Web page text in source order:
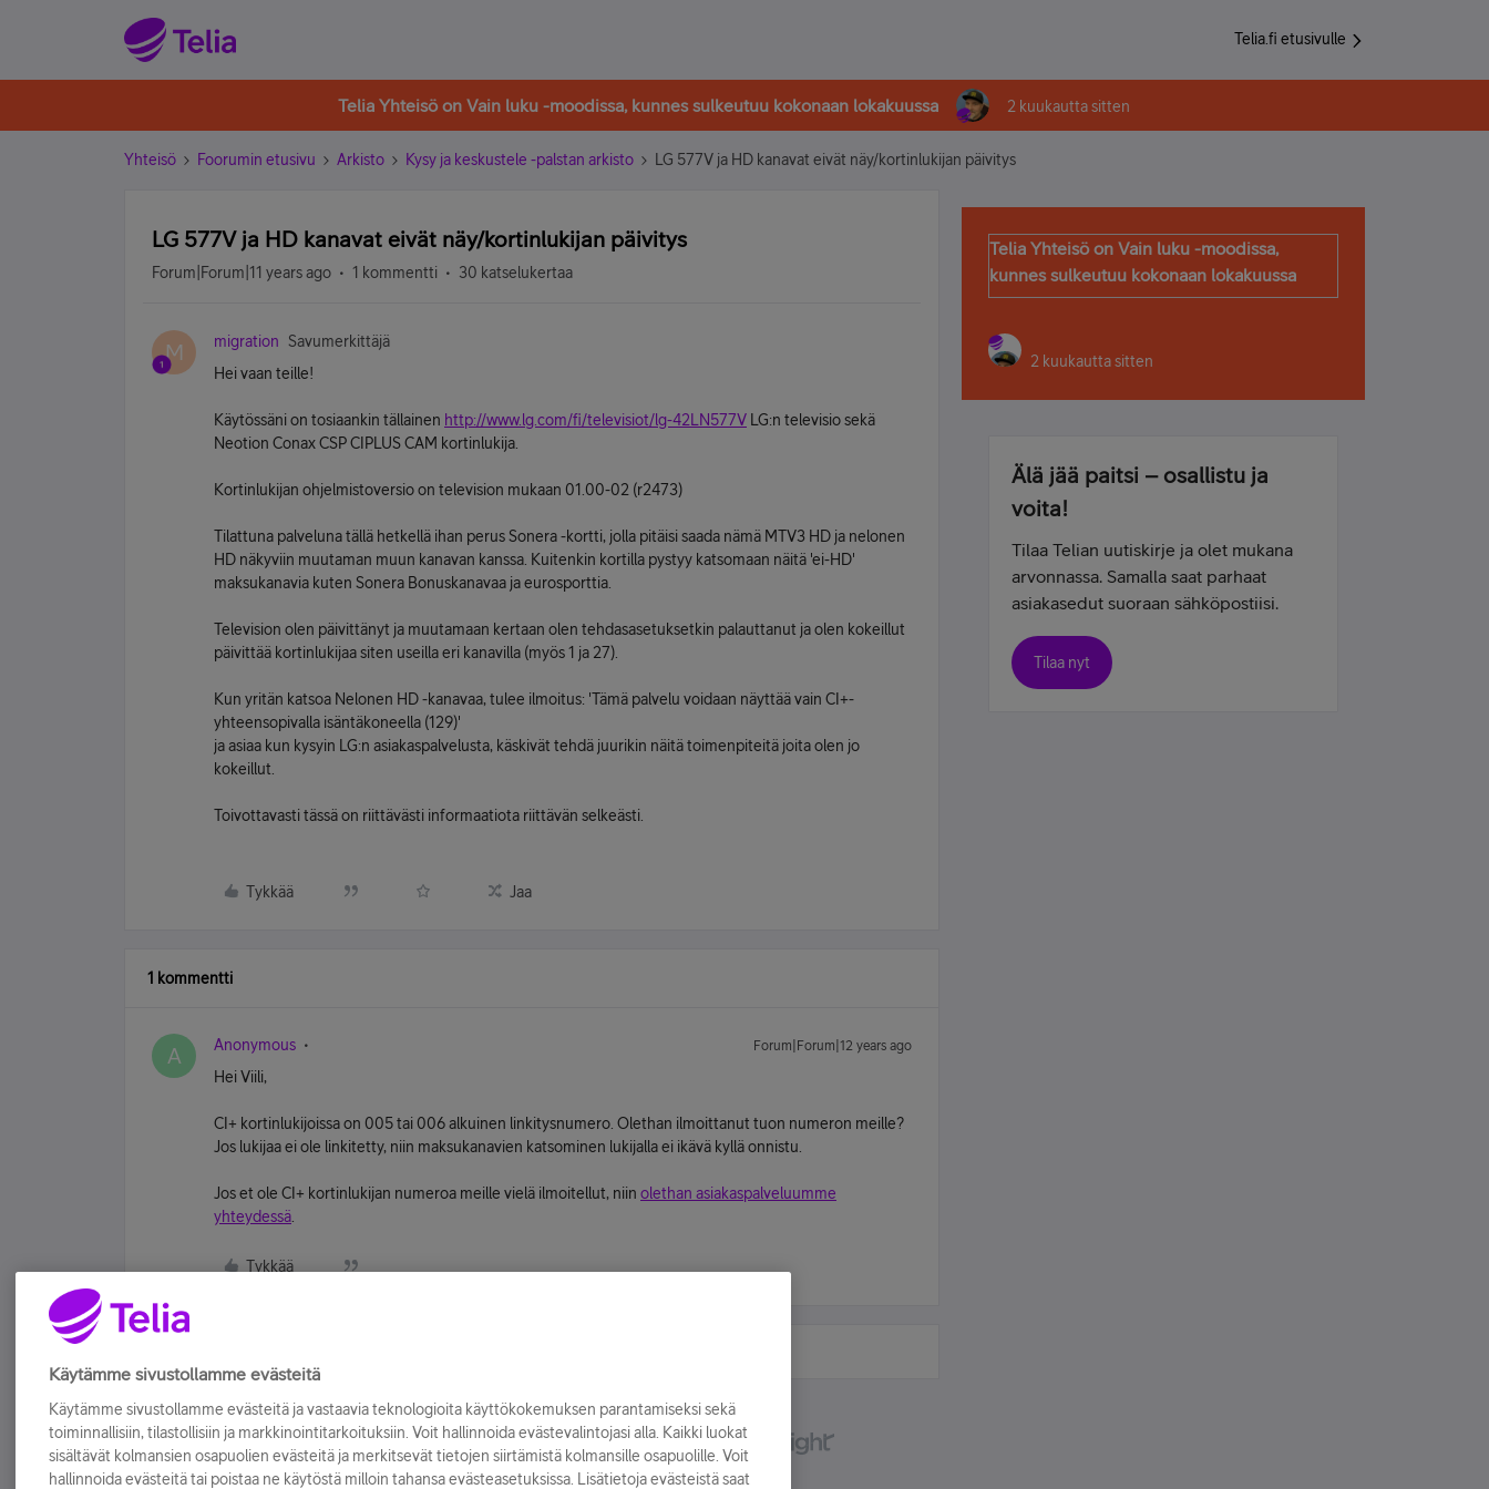
Telia.fi etusivulle
Telia Yhteisö on Vain luku -moodissa, kunnes sulkeutuu kokonaan lokakuussa 2 kuukautta sitten
Yhteisö Foorumin etusivu Arkisto Kysy ja keskustele -palstan arkisto LG 577V ja HD kanavat eivät näy/kortinlukijan päivitys
LG 577V ja HD kanavat eivät näy/kortinlukijan päivitys
Forum|Forum|11 years ago 1 kommentti 30 katselukertaa
M migration
Savumerkittäjä
Hei vaan teille!
Käytössäni on tosiaankin tällainen http://www.lg.com/fi/televisiot/lg-42LN577V LG:n televisio sekä
Neotion Conax CSP CIPLUS CAM kortinlukija.
Kortinlukijan ohjelmistoversio on television mukaan 01.00-02 (r2473)
Tilattuna palveluna tällä hetkellä ihan perus Sonera -kortti, jolla pitäisi saada nämä MTV3 HD ja nelonen
HD näkyviin muutaman muun kanavan kanssa. Kuitenkin kortilla pystyy katsomaan näitä 'ei-HD'
maksukanavia kuten Sonera Bonuskanavaa ja eurosporttia.
Television olen päivittänyt ja muutamaan kertaan olen tehdasasetuksetkin palauttanut ja olen kokeillut
päivittää kortinlukijaa siten useilla eri kanavilla (myös 1 ja 27).
Kun yritän katsoa Nelonen HD -kanavaa, tulee ilmoitus: 'Tämä palvelu voidaan näyttää vain CI+-
yhteensopivalla isäntäkoneella (129)'
ja asiaa kun kysyin LG:n asiakaspalvelusta, käskivät tehdä juurikin näitä toimenpiteitä joita olen jo
kokeillut.
Toivottavasti tässä on riittävästi informaatiota riittävän selkeästi.
Tykkää Jaa
1 kommentti
A Anonymous Forum|Forum|12 years ago
Hei Viili,
CI+ kortinlukijoissa on 005 tai 006 alkuinen linkitysnumero. Olethan ilmoittanut tuon numeron meille?
Jos lukijaa ei ole linkitetty, niin maksukanavien katsominen lukijalla ei ikävä kyllä onnistu.
Jos et ole CI+ kortinlukijan numeroa meille vielä ilmoitellut, niin olethan asiakaspalveluumme
yhteydessä
Tykkää
Telia Yhteisö on Vain luku -moodissa,
kunnes sulkeutuu kokonaan lokakuussa
2 kuukautta sitten
Älä jää paitsi – osallistu ja
voita!
Tilaa Telian uutiskirje ja olet mukana
arvonnassa. Samalla saat parhaat
asiakasedut suoraan sähköpostiisi.
Tilaa nyt
Käytämme sivustollamme evästeitä
Käytämme sivustollamme evästeitä ja vastaavia teknologioita käyttökokemuksen parantamiseksi sekä
toiminnallisiin, tilastollisiin ja markkinointitarkoituksiin. Voit hallinnoida evästevalintojasi alla. Kaikki luokat
sisältävät kolmansien osapuolien evästeitä ja merkitsevät tietojen siirtämistä kolmansille osapuolille. Voit
hallinnoida evästeitä tai poistaa ne käytöstä milloin tahansa evästeasetuksissa. Lisätietoja evästeistä saat